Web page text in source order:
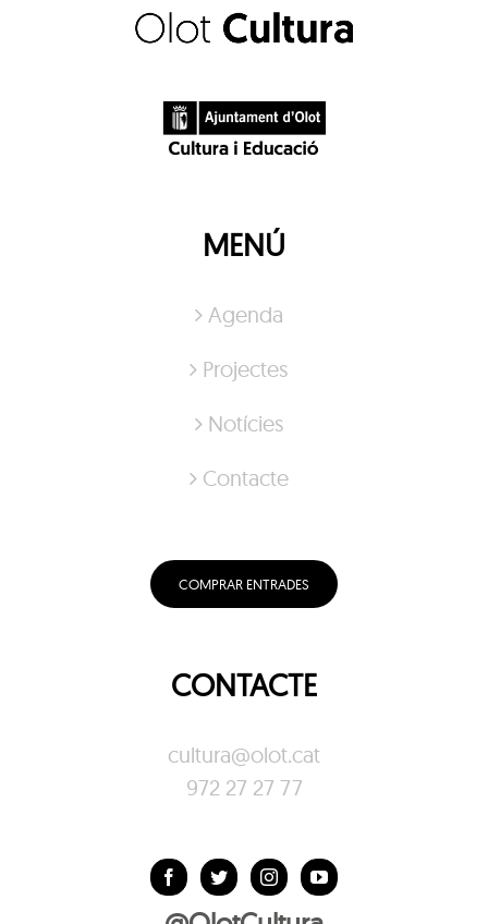
MENÚ
Agenda
Projectes
Notícies
Contacte
COMPRAR ENTRADES
CONTACTE
cultura@olot.cat
972 27 27 77